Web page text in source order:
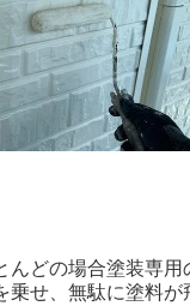
んどの場合塗装専
乗せ、無駄に塗料